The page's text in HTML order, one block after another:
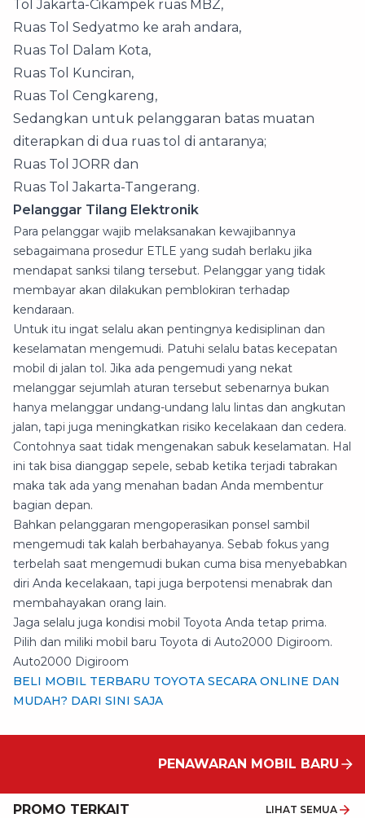
Tol Jakarta-Cikampek ruas MBZ,
Ruas Tol Sedyatmo ke arah andara,
Ruas Tol Dalam Kota,
Ruas Tol Kunciran,
Ruas Tol Cengkareng,
Sedangkan untuk pelanggaran batas muatan
diterapkan di dua ruas tol di antaranya;
Ruas Tol JORR dan
Ruas Tol Jakarta-Tangerang.
Pelanggar Tilang Elektronik
Para pelanggar wajib melaksanakan kewajibannya
sebagaimana prosedur ETLE yang sudah berlaku jika
mendapat sanksi tilang tersebut. Pelanggar yang tidak
membayar akan dilakukan pemblokiran terhadap
kendaraan.
Untuk itu ingat selalu akan pentingnya kedisiplinan dan
keselamatan mengemudi. Patuhi selalu batas kecepatan
mobil di jalan tol. Jika ada pengemudi yang nekat
melanggar sejumlah aturan tersebut sebenarnya bukan
hanya melanggar undang-undang lalu lintas dan angkutan
jalan, tapi juga meningkatkan risiko kecelakaan dan cedera.
Contohnya saat tidak mengenakan sabuk keselamatan. Hal
ini tak bisa dianggap sepele, sebab ketika terjadi tabrakan
maka tak ada yang menahan badan Anda membentur
bagian depan.
Bahkan pelanggaran mengoperasikan ponsel sambil
mengemudi tak kalah berbahayanya. Sebab fokus yang
terbelah saat mengemudi bukan cuma bisa menyebabkan
diri Anda kecelakaan, tapi juga berpotensi menabrak dan
membahayakan orang lain.
Jaga selalu juga kondisi mobil Toyota Anda tetap prima.
Pilih dan miliki mobil baru Toyota di Auto2000 Digiroom.
Auto2000 Digiroom
BELI MOBIL TERBARU TOYOTA SECARA ONLINE DAN
MUDAH? DARI SINI SAJA
PENAWARAN MOBIL BARU
PROMO TERKAIT LIHAT SEMUA